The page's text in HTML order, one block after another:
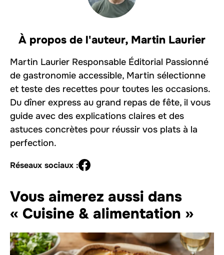
À propos de l'auteur, Martin Laurier
Martin Laurier Responsable Éditorial Passionné
de gastronomie accessible, Martin sélectionne
et teste des recettes pour toutes les occasions.
Du dîner express au grand repas de fête, il vous
guide avec des explications claires et des
astuces concrètes pour réussir vos plats à la
perfection.
Réseaux sociaux :
Vous aimerez aussi dans
« Cuisine & alimentation »